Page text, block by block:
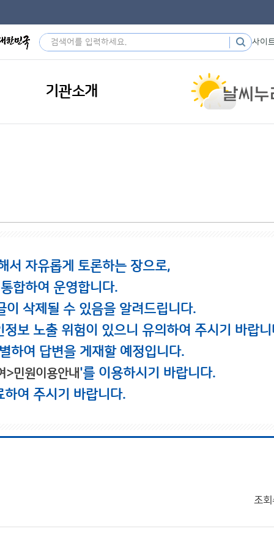
사이
기관소개
서 자유롭게 토론하는 장으로,
합하여 운영합니다.
삭제될 수 있음을 알려드립니다.
보 노출 위험이 있으니 유의하여 주시기 바랍니
하여 답변을 게재할 예정입니다.
>민원이용안내'를 이용하시기 바랍니다.
여 주시기 바랍니다.
조회